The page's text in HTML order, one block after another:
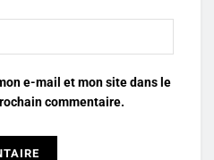
e-mail et mon site dans le
commentaire.